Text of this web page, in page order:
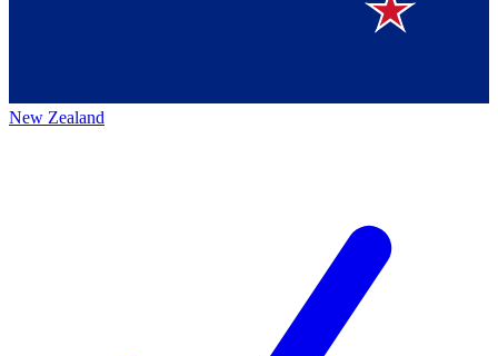
New Zealand